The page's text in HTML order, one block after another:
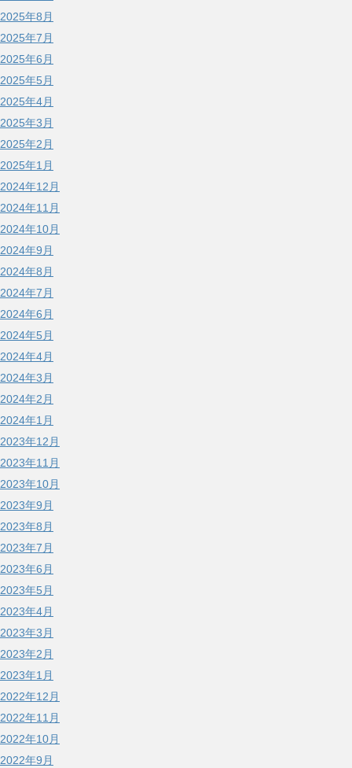
2025年8月
2025年7月
2025年6月
2025年5月
2025年4月
2025年3月
2025年2月
2025年1月
2024年12月
2024年11月
2024年10月
2024年9月
2024年8月
2024年7月
2024年6月
2024年5月
2024年4月
2024年3月
2024年2月
2024年1月
2023年12月
2023年11月
2023年10月
2023年9月
2023年8月
2023年7月
2023年6月
2023年5月
2023年4月
2023年3月
2023年2月
2023年1月
2022年12月
2022年11月
2022年10月
2022年9月